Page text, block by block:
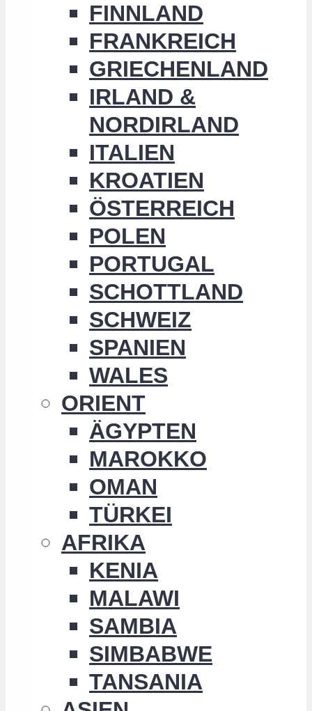
FINNLAND
FRANKREICH
GRIECHENLAND
IRLAND &
NORDIRLAND
ITALIEN
KROATIEN
ÖSTERREICH
POLEN
PORTUGAL
SCHOTTLAND
SCHWEIZ
SPANIEN
WALES
ORIENT
ÄGYPTEN
MAROKKO
OMAN
TÜRKEI
AFRIKA
KENIA
MALAWI
SAMBIA
SIMBABWE
TANSANIA